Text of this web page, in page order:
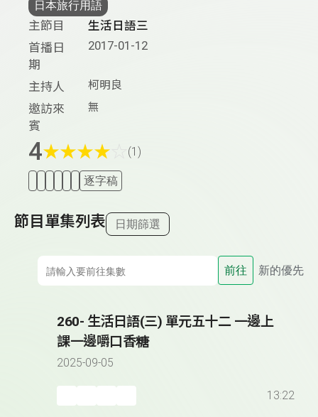
日本旅行用語
主節目
生活日語三
首播日
期
2017-01-12
主持人 柯明良
邀訪來
賓
無
4★★★★ (1)
逐字稿
節目單集列表 日期篩選
前往 新的優先
260- 生活日語(三) 單元五十二 一邊上
課一邊嚼口香糖
2025-09-05
13:22